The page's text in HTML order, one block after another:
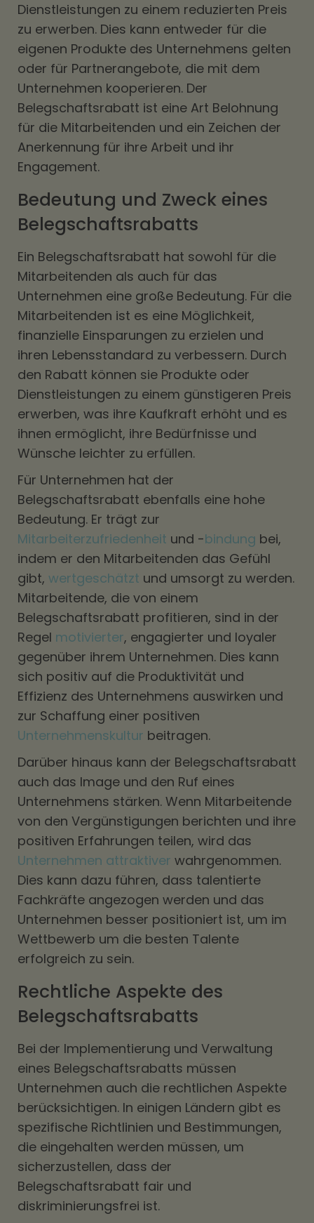
Dienstleistungen zu einem reduzierten Preis
zu erwerben. Dies kann entweder für die
eigenen Produkte des Unternehmens gelten
oder für Partnerangebote, die mit dem
Unternehmen kooperieren. Der
Belegschaftsrabatt ist eine Art Belohnung
für die Mitarbeitenden und ein Zeichen der
Anerkennung für ihre Arbeit und ihr
Engagement.
Bedeutung und Zweck eines
Belegschaftsrabatts
Ein Belegschaftsrabatt hat sowohl für die
Mitarbeitenden als auch für das
Unternehmen eine große Bedeutung. Für die
Mitarbeitenden ist es eine Möglichkeit,
finanzielle Einsparungen zu erzielen und
ihren Lebensstandard zu verbessern. Durch
den Rabatt können sie Produkte oder
Dienstleistungen zu einem günstigeren Preis
erwerben, was ihre Kaufkraft erhöht und es
ihnen ermöglicht, ihre Bedürfnisse und
Wünsche leichter zu erfüllen.
Für Unternehmen hat der
Belegschaftsrabatt ebenfalls eine hohe
Bedeutung. Er trägt zur
Mitarbeiterzufriedenheit und -bindung bei,
indem er den Mitarbeitenden das Gefühl
gibt, wertgeschätzt und umsorgt zu werden.
Mitarbeitende, die von einem
Belegschaftsrabatt profitieren, sind in der
Regel motivierter, engagierter und loyaler
gegenüber ihrem Unternehmen. Dies kann
sich positiv auf die Produktivität und
Effizienz des Unternehmens auswirken und
zur Schaffung einer positiven
Unternehmenskultur beitragen.
Darüber hinaus kann der Belegschaftsrabatt
auch das Image und den Ruf eines
Unternehmens stärken. Wenn Mitarbeitende
von den Vergünstigungen berichten und ihre
positiven Erfahrungen teilen, wird das
Unternehmen attraktiver wahrgenommen.
Dies kann dazu führen, dass talentierte
Fachkräfte angezogen werden und das
Unternehmen besser positioniert ist, um im
Wettbewerb um die besten Talente
erfolgreich zu sein.
Rechtliche Aspekte des
Belegschaftsrabatts
Bei der Implementierung und Verwaltung
eines Belegschaftsrabatts müssen
Unternehmen auch die rechtlichen Aspekte
berücksichtigen. In einigen Ländern gibt es
spezifische Richtlinien und Bestimmungen,
die eingehalten werden müssen, um
sicherzustellen, dass der
Belegschaftsrabatt fair und
diskriminierungsfrei ist.